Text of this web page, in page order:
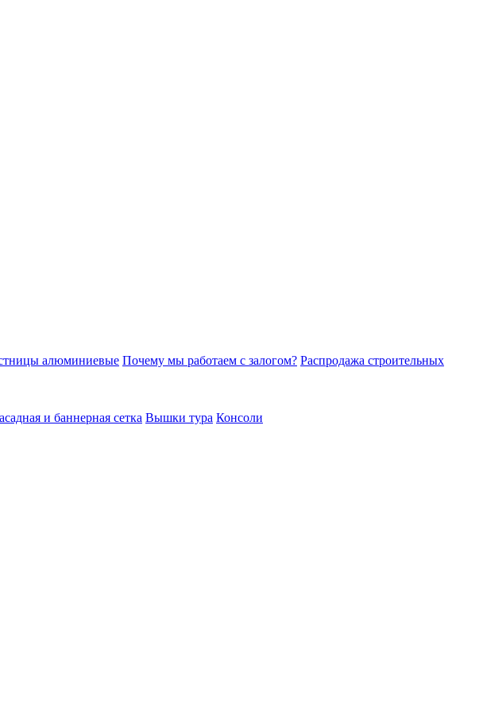
алюминиевые Почему мы работаем с залогом? Распродажа строительных
и баннерная сетка Вышки тура Консоли